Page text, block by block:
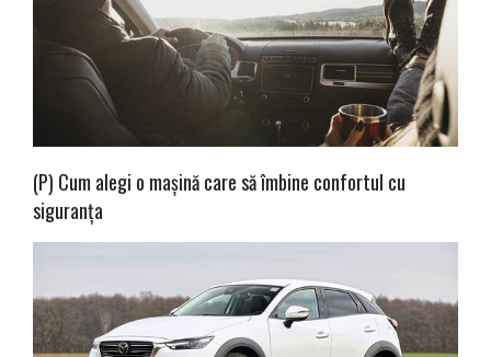
(P) Cum alegi o mașină care să îmbine confortul cu
siguranța